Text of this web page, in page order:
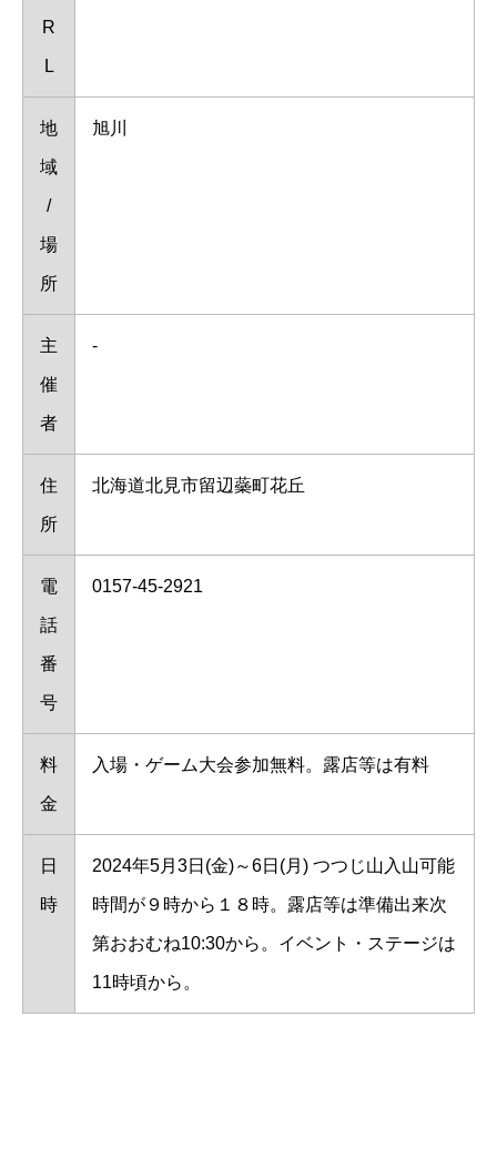
R
L
地
域
/
場
所
旭川
主
催
者
-
住
所
北海道北見市留辺蘂町花丘
電
話
番
号
0157-45-2921
料
金
入場・ゲーム大会参加無料。露店等は有料
日
時
2024年5月3日(金)～6日(月) つつじ山入山可能
時間が９時から１８時。露店等は準備出来次
第おおむね10:30から。イベント・ステージは
11時頃から。